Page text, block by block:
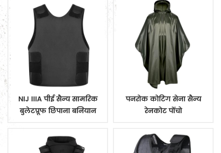
NIJ IIIA पीई सैन्य सामरिक
बुलेटप्रूफ छिपाना बनियान
पनरोक कोटिंग सेना सैन्य
रेनकोट पोंचो